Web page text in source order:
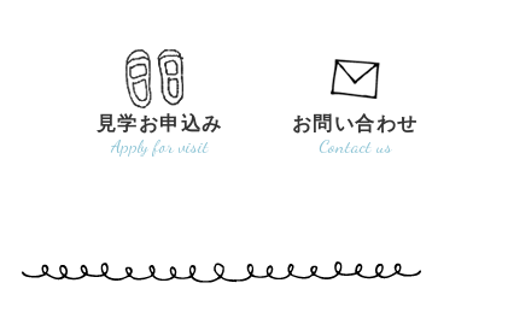
見学お申込み
Apply for visit
お問い合わせ
Contact us